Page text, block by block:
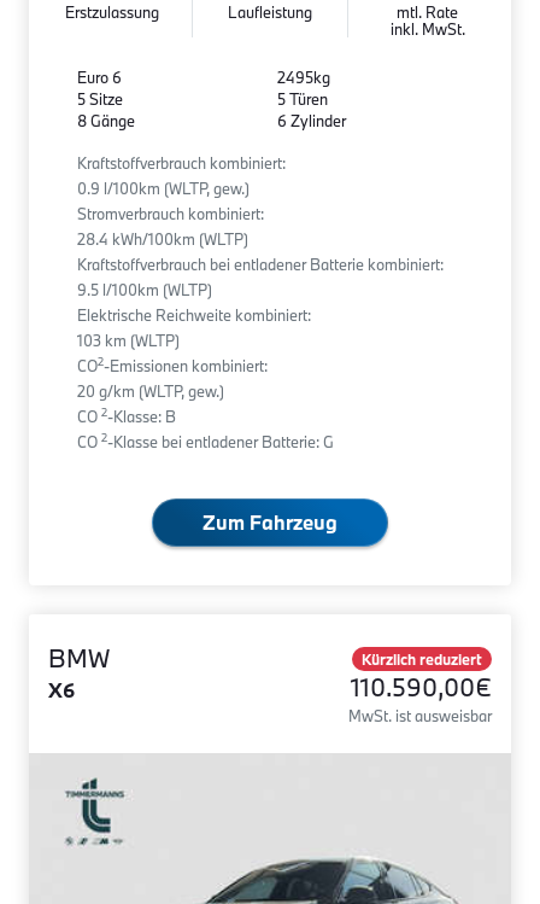
Erstzulassung Laufleistung
mtl. Rate
inkl. MwSt.
Euro 6
5 Sitze
8 Gänge
2495kg
5 Türen
6 Zylinder
Kraftstoffverbrauch kombiniert:
0.9 l/100km (WLTP, gew.)
Stromverbrauch kombiniert:
28.4 kWh/100km (WLTP)
Kraftstoffverbrauch bei entladener Batterie kombiniert:
9.5 l/100km (WLTP)
Elektrische Reichweite kombiniert:
103 km (WLTP)
CO2-Emissionen kombiniert:
20 g/km (WLTP, gew.)
CO 2-Klasse: B
CO 2-Klasse bei entladener Batterie: G
Zum Fahrzeug
BMW
X6
Kürzlich reduziert
110.590,00€
MwSt. ist ausweisbar